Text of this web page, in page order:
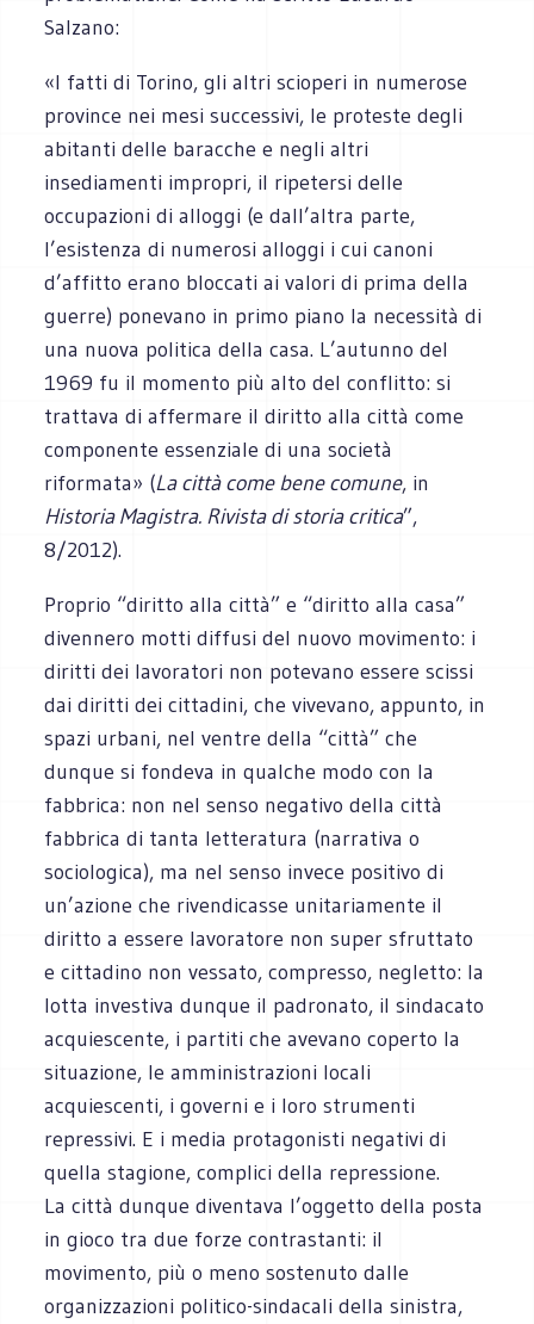
Salzano:
«I fatti di Torino, gli altri scioperi in numerose
province nei mesi successivi, le proteste degli
abitanti delle baracche e negli altri
insediamenti impropri, il ripetersi delle
occupazioni di alloggi (e dall’altra parte,
l’esistenza di numerosi alloggi i cui canoni
d’affitto erano bloccati ai valori di prima della
guerre) ponevano in primo piano la necessità di
una nuova politica della casa. L’autunno del
1969 fu il momento più alto del conflitto: si
trattava di affermare il diritto alla città come
componente essenziale di una società
riformata» (La città come bene comune, in
Historia Magistra. Rivista di storia critica”,
8/2012).
Proprio “diritto alla città” e “diritto alla casa”
divennero motti diffusi del nuovo movimento: i
diritti dei lavoratori non potevano essere scissi
dai diritti dei cittadini, che vivevano, appunto, in
spazi urbani, nel ventre della “città” che
dunque si fondeva in qualche modo con la
fabbrica: non nel senso negativo della città
fabbrica di tanta letteratura (narrativa o
sociologica), ma nel senso invece positivo di
un’azione che rivendicasse unitariamente il
diritto a essere lavoratore non super sfruttato
e cittadino non vessato, compresso, negletto: la
lotta investiva dunque il padronato, il sindacato
acquiescente, i partiti che avevano coperto la
situazione, le amministrazioni locali
acquiescenti, i governi e i loro strumenti
repressivi. E i media protagonisti negativi di
quella stagione, complici della repressione.
La città dunque diventava l’oggetto della posta
in gioco tra due forze contrastanti: il
movimento, più o meno sostenuto dalle
organizzazioni politico-sindacali della sinistra,